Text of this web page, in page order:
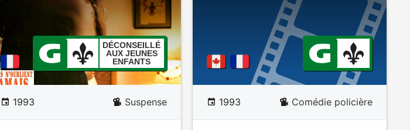
DÉCONSEILLÉ
AUX JEUNES
ENFANTS
1993 Suspense 1993 Comédie policière